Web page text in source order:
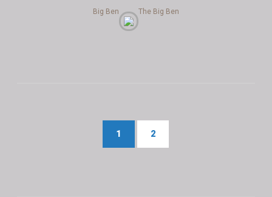
Big Ben The Big Ben
1 2